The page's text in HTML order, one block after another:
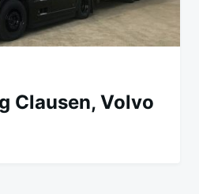
Clausen, Volvo